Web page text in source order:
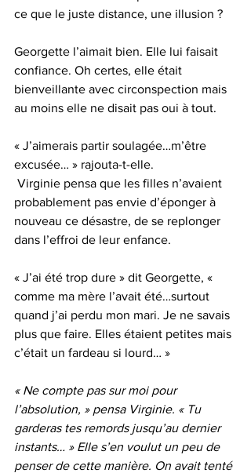
ce que le juste distance, une illusion ?
Georgette l’aimait bien. Elle lui faisait
confiance. Oh certes, elle était
bienveillante avec circonspection mais
au moins elle ne disait pas oui à tout.
« J’aimerais partir soulagée…m’être
excusée… » rajouta-t-elle.
probablement pas envie d’éponger à
nouveau ce désastre, de se replonger
dans l’effroi de leur enfance.
« J’ai été trop dure » dit Georgette, «
comme ma mère l’avait été…surtout
quand j’ai perdu mon mari. Je ne savais
plus que faire. Elles étaient petites mais
c’était un fardeau si lourd… »
« Ne compte pas sur moi pour
l’absolution, » pensa Virginie. « Tu
garderas tes remords jusqu’au dernier
instants… » Elle s’en voulut un peu de
penser de cette manière. On avait tenté